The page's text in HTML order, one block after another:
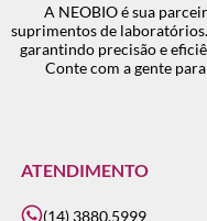
A NEOBIO é sua
suprimentos de
garantindo precisão e
Conte com a gente
ATENDIMENTO
(14) 3880.5999